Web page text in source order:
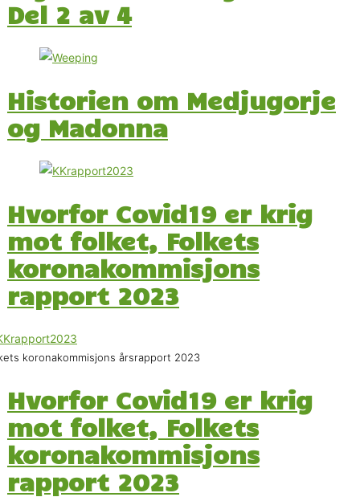
Del 2 av 4
Historien om Medjugorje
og Madonna
Hvorfor Covid19 er krig
mot folket, Folkets
koronakommisjons
rapport 2023
koronakommisjons årsrapport 2023
Hvorfor Covid19 er krig
mot folket, Folkets
koronakommisjons
rapport 2023